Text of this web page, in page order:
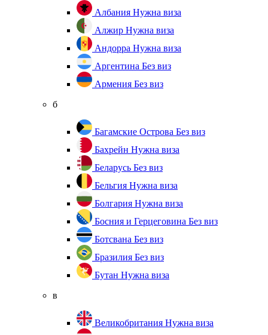
Албания Нужна виза
Алжир Нужна виза
Андорра Нужна виза
Аргентина Без виз
Армения Без виз
б
Багамские Острова Без виз
Бахрейн Нужна виза
Беларусь Без виз
Бельгия Нужна виза
Болгария Нужна виза
Босния и Герцеговина Без виз
Ботсвана Без виз
Бразилия Без виз
Бутан Нужна виза
в
Великобритания Нужна виза